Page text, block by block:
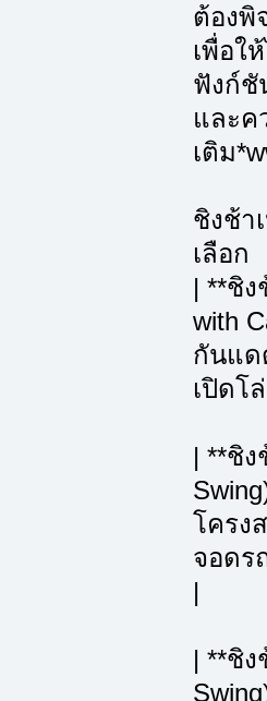
ต้องพิ
เพื่อใ
ฟังก์ชั
และค
เติม
ชิงช้า
เลือก
| **ชิง
with
กันแด
เปิดโ
| **ชิ
โครง
จอดร
|
| **ชิ